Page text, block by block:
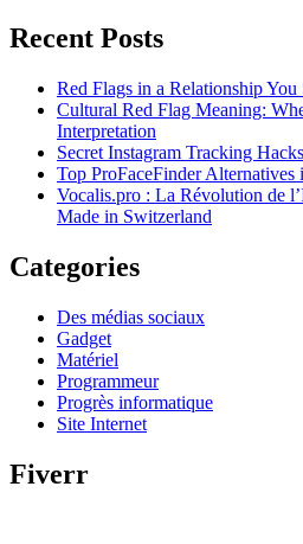
Recent Posts
Red Flags in a Relationship
Cultural Red Flag Meaning:
Interpretation
Secret Instagram Tracking
Top ProFaceFinder
Vocalis.pro : La Révolution de
Made in Switzerland
Categories
Des médias sociaux
Gadget
Matériel
Programmeur
Progrès informatique
Site Internet
Fiverr